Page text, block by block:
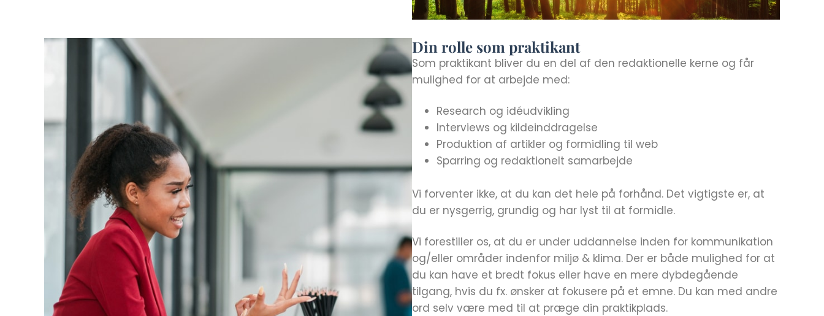
Din rolle som praktikant
Som praktikant bliver du en del af den redaktionelle kerne og får
mulighed for at arbejde med:
Research og idéudvikling
Interviews og kildeinddragelse
Produktion af artikler og formidling til web
Sparring og redaktionelt samarbejde
Vi forventer ikke, at du kan det hele på forhånd. Det vigtigste er, at
du er nysgerrig, grundig og har lyst til at formidle.
Vi forestiller os, at du er under uddannelse inden for kommunikation
og/eller områder indenfor miljø & klima. Der er både mulighed for at
du kan have et bredt fokus eller have en mere dybdegående
tilgang, hvis du fx. ønsker at fokusere på et emne. Du kan med andre
ord selv være med til at præge din praktikplads.